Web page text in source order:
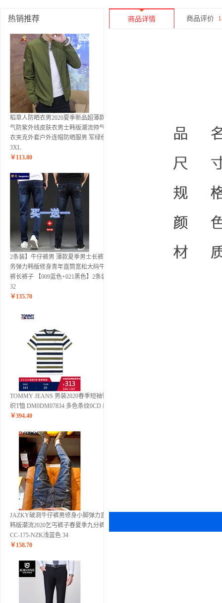
热销推荐
稻草人防晒衣男2020夏季新品超薄款透
气防紫外线皮肤衣男士韩版潮流帅气风
衣夹克外套户外连帽防晒服男 军绿色
3XL
￥ 113.80
2条装】牛仔裤男 薄款夏季男士长裤商
务弹力韩版修身青年直筒宽松大码牛仔
裤长裤子 【009蓝色+021黑色】2条装
32
￥ 135.70
TOMMY JEANS 男装2020春季短袖针
织T恤 DM0DM07834 多色条纹0CD M
￥394.40
JAZKY破洞牛仔裤男修身小脚弹力直筒
韩版潮流2020乞丐裤子春夏季九分裤
CC-175-NZK浅蓝色 34
￥ 158.70
商品详情 商品评价